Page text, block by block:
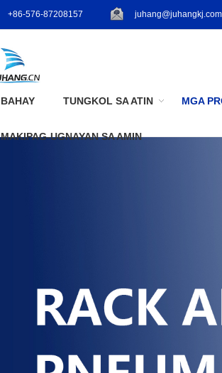
+86-576-87208157
BAHAY TUNGKOL SA ATIN MGA
MAKIPAG-UGNAYAN SA AMIN